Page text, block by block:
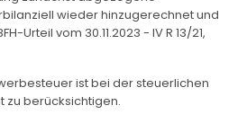
wieder hinzugerechnet und
Urteil vom 30.11.2023 - IV R 13/21,
ist bei der steuerlichen
zu berücksichtigen.